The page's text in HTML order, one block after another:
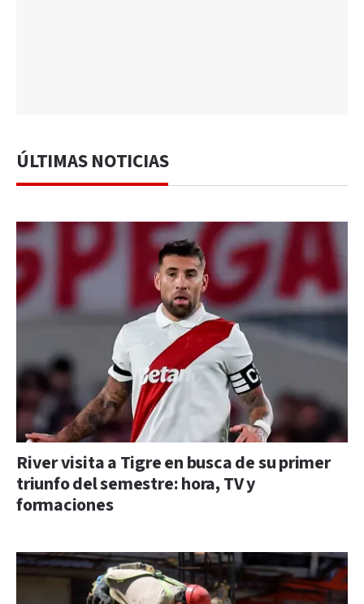
ÚLTIMAS NOTICIAS
River visita a Tigre en busca de su primer
triunfo del semestre: hora, TV y
formaciones